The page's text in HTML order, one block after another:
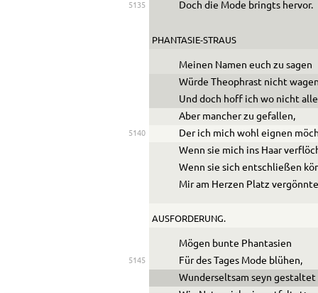
5135 Doch die Mode bringts hervor.
PHANTASIE-STRAUS
Meinen Namen euch zu sagen
Würde Theophrast nicht
Und doch hoff ich wo nicht
Aber mancher zu gefallen,
5140
Der ich mich wohl eignen
Wenn sie mich ins Haar
Wenn sie sich entschließen
Mir am Herzen Platz
AUSFORDERUNG.
Mögen bunte Phantasien
5145
Für des Tages Mode blühen,
Wunderseltsam seyn gestaltet